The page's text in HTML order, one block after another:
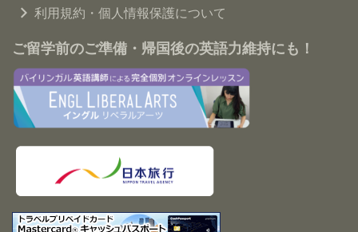
利用規約・個人情報保護について
ご留学前のご準備・帰国後の英語力維持にも！